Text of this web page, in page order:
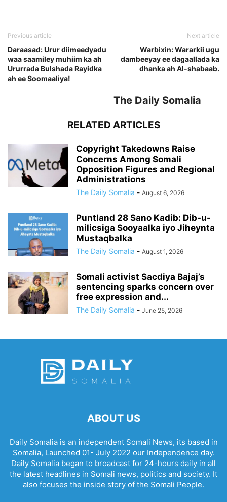
Previous article
Daraasad: Urur diimeedyadu
waa saamiley muhiim ka ah
Ururrada Bulshada Rayidka
ah ee Soomaaliya!
Next article
Warbixin: Wararkii ugu
dambeeyay ee dagaallada ka
dhanka ah Al-shabaab.
The Daily Somalia
RELATED ARTICLES
Copyright Takedowns Raise
Concerns Among Somali
Opposition Figures and Regional
Administrations
The Daily Somalia - August 6, 2026
Puntland 28 Sano Kadib: Dib-u-
milicsiga Sooyaalka iyo Jiheynta
Mustaqbalka
The Daily Somalia - August 1, 2026
Somali activist Sacdiya Bajaj’s
sentencing sparks concern over
free expression and...
The Daily Somalia - June 25, 2026
ABOUT US
Daily Somalia is an independent Somali News, its based in
Somalia, Launched 01- July 2022 our Independence day.
Daily Somalia began to broadcast for 24-hours daily in all
the latest headlines in Somali news, politics and society. It
also focuses the inside story of the Somali People.